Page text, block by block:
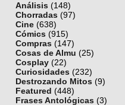
Análisis (148)
Chorradas (97)
Cine (638)
Cómics (915)
Compras (147)
Cosas de Almu (25)
Cosplay (22)
Curiosidades (232)
Destrozando Mitos (9)
Featured (448)
Frases Antológicas (3)